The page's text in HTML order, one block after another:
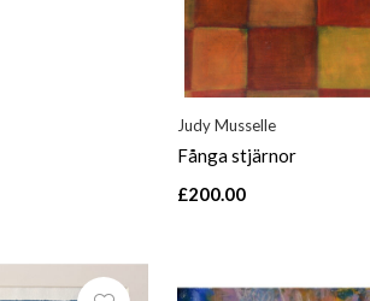
Judy Musselle
Fånga stjärnor
£200.00